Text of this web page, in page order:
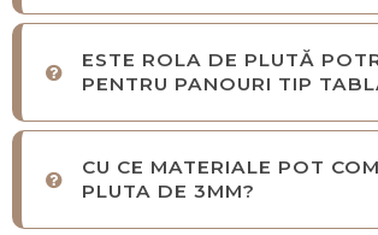
ESTE ROLA DE PLUTĂ
PENTRU PANOURI TIP
CU CE MATERIALE POT
PLUTA DE 3MM?